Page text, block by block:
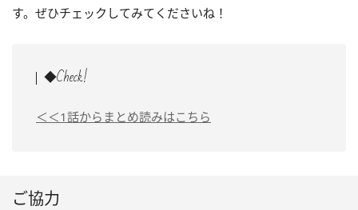
す。ぜひチェックしてみてくださいね！
◆Check!
＜＜1話からまとめ読みはこちら
ご協力